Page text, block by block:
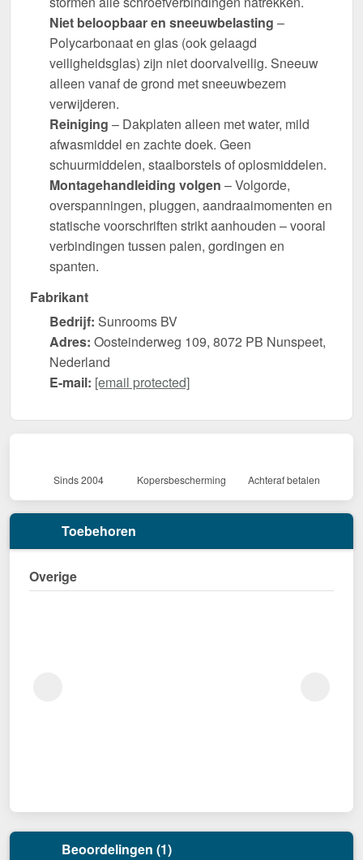
Niet beloopbaar en sneeuwbelasting –
Polycarbonaat en glas (ook gelaagd
veiligheidsglas) zijn niet doorvalveilig. Sneeuw
alleen vanaf de grond met sneeuwbezem
verwijderen.
Reiniging – Dakplaten alleen met water, mild
afwasmiddel en zachte doek. Geen
schuurmiddelen, staalborstels of oplosmiddelen.
Montagehandleiding volgen – Volgorde,
overspanningen, pluggen, aandraaimomenten en
statische voorschriften strikt aanhouden – vooral
verbindingen tussen palen, gordingen en
spanten.
Fabrikant
Bedrijf: Sunrooms BV
Adres: Oosteinderweg 109, 8072 PB Nunspeet,
Nederland
E-mail: [email protected]
Sinds 2004 Kopersbescherming Achteraf betalen
Toebehoren
Overige
Beoordelingen (1)